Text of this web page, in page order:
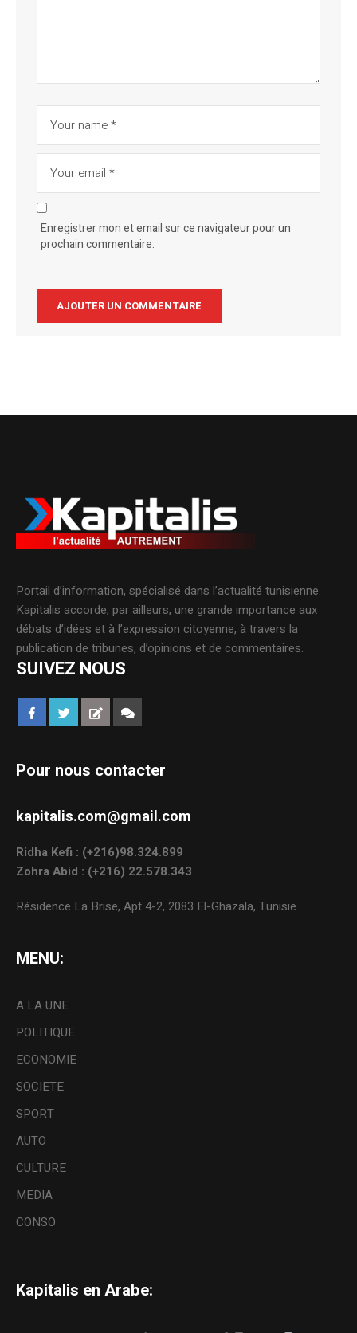
Enregistrer mon et email sur ce navigateur pour un
prochain commentaire.
Portail d’information, spécialisé dans l’actualité tunisienne.
Kapitalis accorde, par ailleurs, une grande importance aux
débats d’idées et à l’expression citoyenne, à travers la
publication de tribunes, d’opinions et de commentaires.
SUIVEZ NOUS
Pour nous contacter
kapitalis.com@gmail.com
Ridha Kefi : (+216)98.324.899
Zohra Abid : (+216) 22.578.343
Résidence La Brise, Apt 4-2, 2083 El-Ghazala, Tunisie.
MENU:
A LA UNE
POLITIQUE
ECONOMIE
SOCIETE
SPORT
AUTO
CULTURE
MEDIA
CONSO
Kapitalis en Arabe: